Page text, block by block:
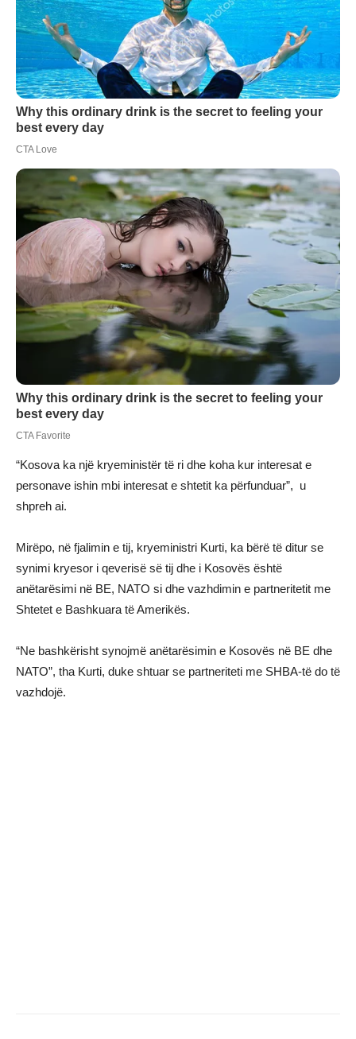
“Kosova ka një kryeministër të ri dhe koha kur interesat e
personave ishin mbi interesat e shtetit ka përfunduar”, u
shpreh ai.
Mirëpo, në fjalimin e tij, kryeministri Kurti, ka bërë të ditur se
synimi kryesor i qeverisë së tij dhe i Kosovës është
anëtarësimi në BE, NATO si dhe vazhdimin e partneritetit me
Shtetet e Bashkuara të Amerikës.
“Ne bashkërisht synojmë anëtarësimin e Kosovës në BE dhe
NATO”, tha Kurti, duke shtuar se partneriteti me SHBA-të do të
vazhdojë.